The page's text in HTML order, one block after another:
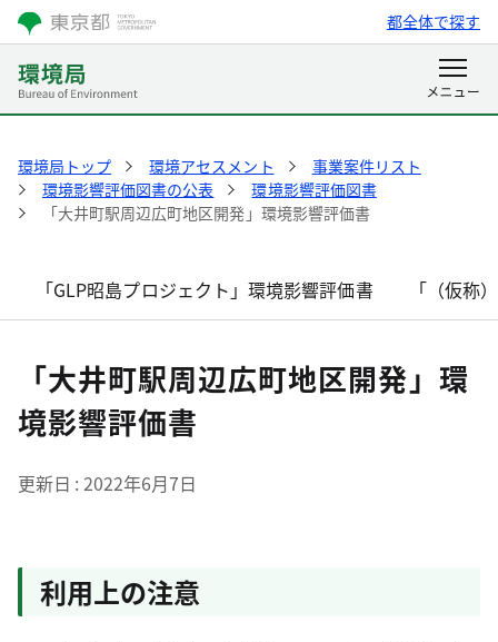
都全体で探す
環境局トップ 環境アセスメント
事業案件リスト
環境影響評価図書の公表
環境影響評価図書
「大井町駅周辺広町地区開発」環境影響評価書
「GLP昭島プロジェクト」環境影響評価書 「（仮称
「大井町駅周辺広町地区開発」環
境影響評価書
更新日 2022年6月7日
利用上の注意